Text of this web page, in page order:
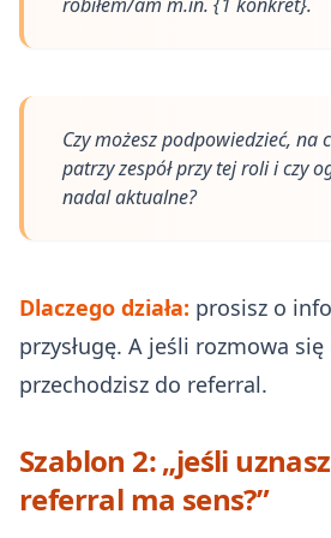
Czy możesz podpowiedzieć, na
patrzy zespół przy tej roli i czy
nadal aktualne?
Dlaczego działa: prosisz o
przysługę. A jeśli rozmowa
przechodzisz do referral.
Szablon 2: „jeśli
referral ma sens?”